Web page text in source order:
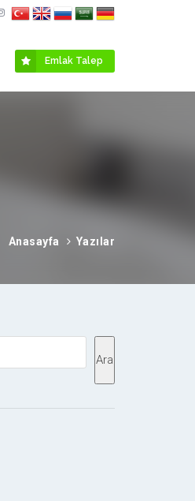
Emlak Talep
Anasayfa Yazılar
Ara